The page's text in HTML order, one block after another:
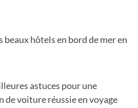
beaux hôtels en bord de mer en
astuces pour une
de voiture réussie en voyage